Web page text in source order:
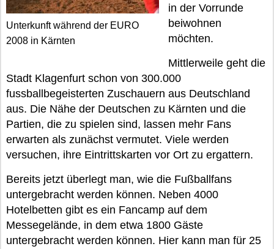
Unterkunft während der EURO
2008 in Kärnten
in der Vorrunde
beiwohnen
möchten.
Mittlerweile geht die
Stadt Klagenfurt schon von 300.000
fussballbegeisterten Zuschauern aus Deutschland
aus. Die Nähe der Deutschen zu Kärnten und die
Partien, die zu spielen sind, lassen mehr Fans
erwarten als zunächst vermutet. Viele werden
versuchen, ihre Eintrittskarten vor Ort zu ergattern.
Bereits jetzt überlegt man, wie die Fußballfans
untergebracht werden können. Neben 4000
Hotelbetten gibt es ein Fancamp auf dem
Messegelände, in dem etwa 1800 Gäste
untergebracht werden können. Hier kann man für 25